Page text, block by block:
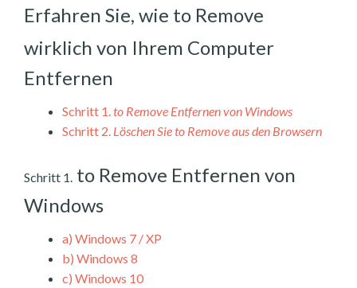
Erfahren Sie, wie to Remove
wirklich von Ihrem Computer
Entfernen
Schritt 1.to Remove Entfernen von Windows
Schritt 2. Löschen Sie to Remove aus den Browsern
Schritt 1. to Remove Entfernen von
Windows
a) Windows 7 / XP
b) Windows 8
c) Windows 10